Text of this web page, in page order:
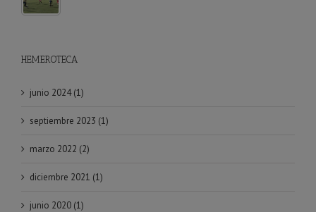
HEMEROTECA
junio 2024 (1)
septiembre 2023 (1)
marzo 2022 (2)
diciembre 2021 (1)
junio 2020 (1)